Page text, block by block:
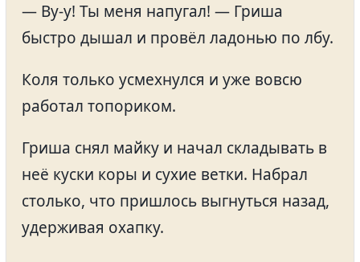
— Ву-у! Ты меня напугал! — Гриша
быстро дышал и провёл ладонью по лбу.
Коля только усмехнулся и уже вовсю
работал топориком.
Гриша снял майку и начал складывать в
неё куски коры и сухие ветки. Набрал
столько, что пришлось выгнуться назад,
удерживая охапку.